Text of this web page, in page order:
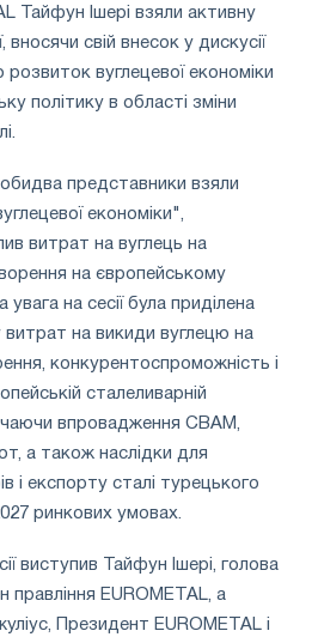
Тайфун Ішері взяли активну
свій внесок у дискусії
розвиток вуглецевої економіки
політику в області зміни
представники взяли
економіки",
витрат на вуглець на
на європейському
на сесії була приділена
на викиди вуглецю на
конкурентоспроможність і
сталеливарній
впровадження CBAM,
а також наслідки для
і експорту сталі турецького
ринкових умовах.
виступив Тайфун Ішері, голова
правління EUROMETAL, а
Президент EUROMETAL і